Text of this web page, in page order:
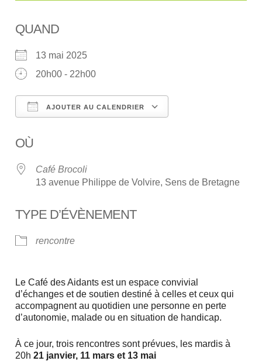
QUAND
13 mai 2025
20h00 - 22h00
AJOUTER AU CALENDRIER
OÙ
Café Brocoli
13 avenue Philippe de Volvire, Sens de Bretagne
TYPE D’ÉVÈNEMENT
rencontre
Le Café des Aidants est un espace convivial
d’échanges et de soutien destiné à celles et ceux qui
accompagnent au quotidien une personne en perte
d’autonomie, malade ou en situation de handicap.
À ce jour, trois rencontres sont prévues, les mardis à
20h21 janvier, 11 mars et 13 mai